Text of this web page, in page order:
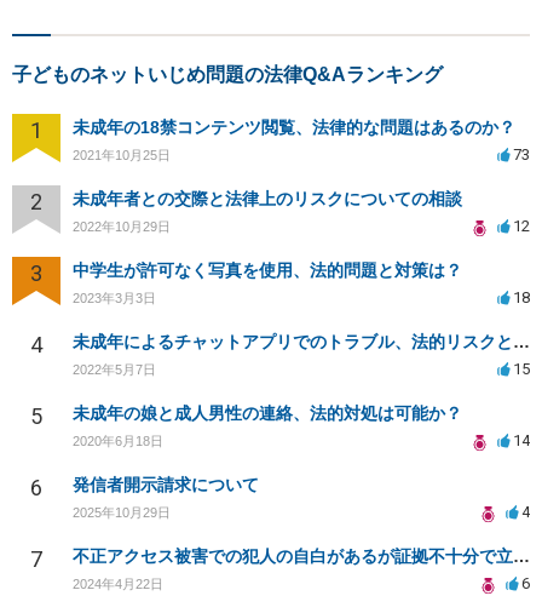
子どものネットいじめ問題の法律Q&Aランキング
1 未成年の18禁コンテンツ閲覧、法律的な問題はあるのか？
2021年10月25日 73
2 未成年者との交際と法律上のリスクについての相談
2022年10月29日 12
3 中学生が許可なく写真を使用、法的問題と対策は？
2023年3月3日 18
4 未成年によるチャットアプリでのトラブル、法的リスクと対応策は？
2022年5月7日 15
5 未成年の娘と成人男性の連絡、法的対処は可能か？
2020年6月18日 14
6 発信者開示請求について
2025年10月29日 4
7 不正アクセス被害での犯人の自白があるが証拠不十分で立件不能。損害賠償請求可能か。
2024年4月22日 6